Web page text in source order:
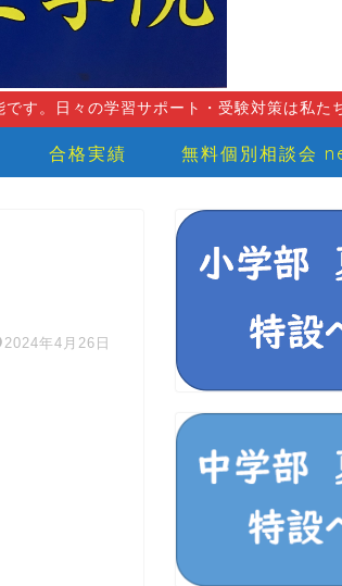
す。日々の学習サポート・受験対策は私た
合格実績 無料個別相談会
2024年4月26日